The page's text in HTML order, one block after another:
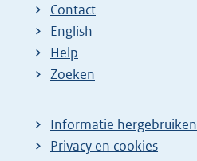
Contact
English
Help
Zoeken
Informatie hergebruiken
Privacy en cookies